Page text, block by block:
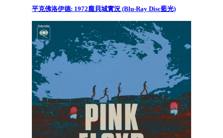
平克佛洛伊德: 1972龐貝城實況 (Blu-Ray Disc藍光)